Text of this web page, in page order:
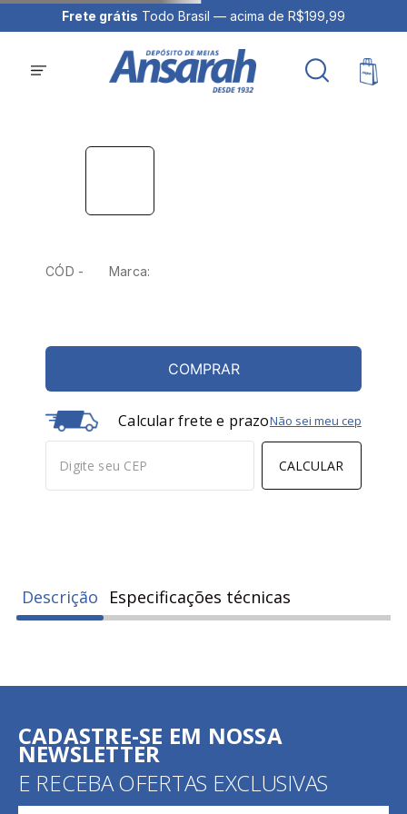
Frete grátis Todo Brasil — acima de R$199,99
CÓD - Marca:
COMPRAR
Calcular frete e prazo
CALCULAR
Não sei meu cep
Descrição Especificações técnicas
CADASTRE-SE EM NOSSA
NEWSLETTER
E RECEBA OFERTAS EXCLUSIVAS